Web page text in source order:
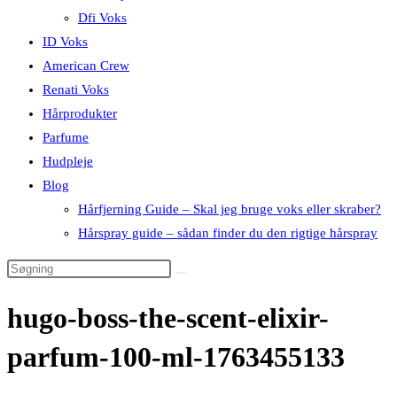
Dfi Voks
ID Voks
American Crew
Renati Voks
Hårprodukter
Parfume
Hudpleje
Blog
Hårfjerning Guide – Skal jeg bruge voks eller skraber?
Hårspray guide – sådan finder du den rigtige hårspray
hugo-boss-the-scent-elixir-
parfum-100-ml-1763455133